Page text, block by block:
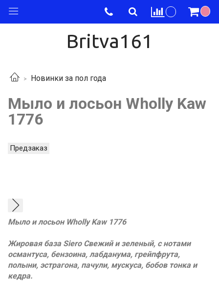
Britva161
Новинки за пол года
Мыло и лосьон Wholly Kaw
1776
Предзаказ
Мыло и лосьон Wholly Kaw 1776
Жировая база Siero Свежий и зеленый, с нотами
османтуса, бензоина, лабданума, грейпфрута,
полыни, эстрагона, пачули, мускуса, бобов тонка и
кедра.